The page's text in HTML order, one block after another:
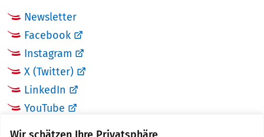
Newsletter
Facebook
Instagram
X (Twitter)
LinkedIn
YouTube